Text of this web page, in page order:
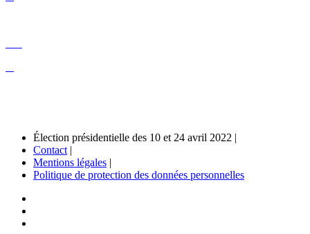
Élection présidentielle des 10 et 24 avril 2022 |
Contact |
Mentions légales |
Politique de protection des données personnelles